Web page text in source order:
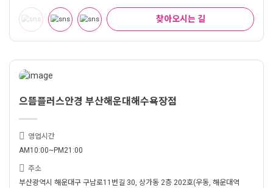
찾아오시는 길
으뜸플러스안경 부산해운대해수욕장점
영업시간
AM10:00~PM21:00
주소
부산광역시 해운대구 구남로11번길 30, 상가동 2층 202호(우동, 해운대역